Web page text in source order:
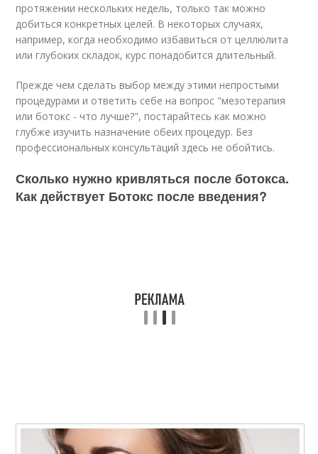
протяжении нескольких недель, только так можно
добиться конкретных целей. В некоторых случаях,
например, когда необходимо избавиться от целлюлита
или глубоких складок, курс понадобится длительный.
Прежде чем сделать выбор между этими непростыми
процедурами и ответить себе на вопрос "мезотерапия
или ботокс - что лучше?", постарайтесь как можно
глубже изучить назначение обеих процедур. Без
профессиональных консультаций здесь не обойтись.
Сколько нужно кривляться после ботокса.
Как действует Ботокс после введения?